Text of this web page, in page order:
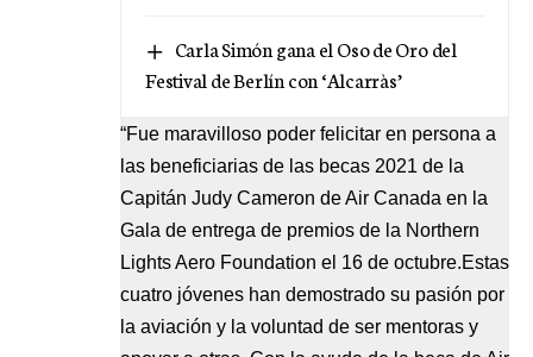
Carla Simón gana el Oso de Oro del
Festival de Berlín con ‘Alcarràs’
“Fue maravilloso poder felicitar en persona a
las beneficiarias de las becas 2021 de la
Capitán Judy Cameron de Air Canada en la
Gala de entrega de premios de la Northern
Lights Aero Foundation el 16 de octubre.Estas
cuatro jóvenes han demostrado su pasión por
la aviación y la voluntad de ser mentoras y